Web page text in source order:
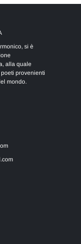
si è
alla quale
provenienti
mondo.